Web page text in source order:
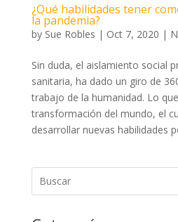
¿Qué habilidades tener
la pandemia?
by Sue Robles | Oct 7, 2020 |
Sin duda, el aislamiento social
sanitaria, ha dado un giro de
trabajo de la humanidad. Lo
transformación del mundo, el
desarrollar nuevas habilidades